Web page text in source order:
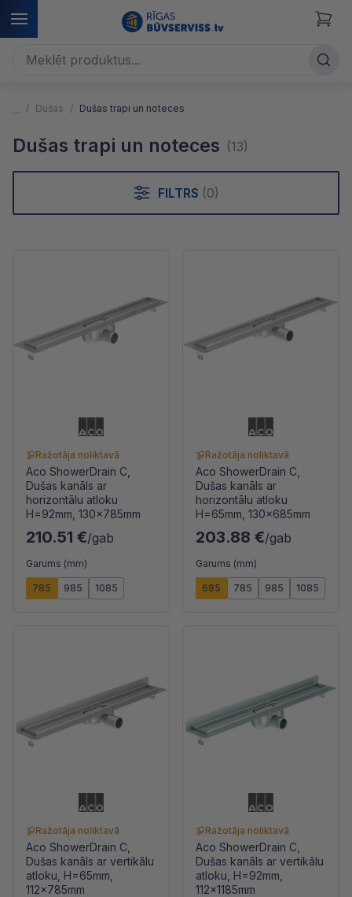
Dušas Dušas trapi un noteces
Dušas trapi un noteces (13)
FILTRS (0)
Ražotāja noliktavā
Aco ShowerDrain C,
Dušas kanāls ar
horizontālu atloku
H=92mm, 130x785mm
210.51 €/gab
Garums (mm)
785 985 1085
Ražotāja noliktavā
Aco ShowerDrain C,
Dušas kanāls ar
horizontālu atloku
H=65mm, 130x685mm
203.88 €/gab
Garums (mm)
685 785 985 1085
Ražotāja noliktavā
Aco ShowerDrain C,
Dušas kanāls ar vertikālu
atloku, H=65mm,
112x785mm
Ražotāja noliktavā
Aco ShowerDrain C,
Dušas kanāls ar vertikālu
atloku, H=92mm,
112x1185mm